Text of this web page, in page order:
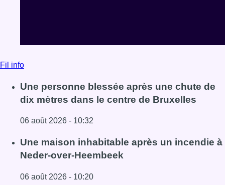
Fil info
Une personne blessée après une chute de
dix mètres dans le centre de Bruxelles
06 août 2026 - 10:32
Lire l'article Une personne blessée après une chute de
Une maison inhabitable après un incendie à
Neder-over-Heembeek
06 août 2026 - 10:20